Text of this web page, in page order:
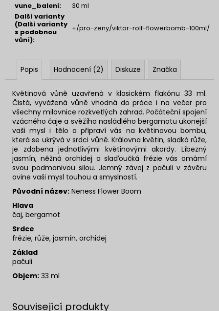
vune_baleni:
30 ml
Další varianty
(Další varianty
s podobnou
vůní):
+/pro-zeny/viktor-rolf-flowerbomb-100ml/
Popis Hodnocení (2) Diskuze Značka
Květinová vůně uzavřená v klasickém flakónu 33 ml.
Čistá, vyvážená vůně vhodná do práce i na večer pro
všechny milovnice rozkvetlých zahrad. Počáteční spojení
vzácného čaje a svěžího nasládlého bergamotu ukonejší
vaši mysl i tělo a připraví vás na květinovou bombu,
která se ukrývá v srdci vůně. Královna květin, sladká růže,
je zdobena jednotlivými květinovými akordy. Líbezný
jasmín, něžná orchidej a slaďoučká frézie vás omámí
svou podmanivou silou. Jemný závoj z pačuli v závěru
ovine vaši mysl touhou a smyslností.
Původní název: Neness Flower Boom
Hlava
čaj, bergamot
Srdce
frézie, růže, jasmín, orchidej
Základ
pačuli
Objem: 33 ml